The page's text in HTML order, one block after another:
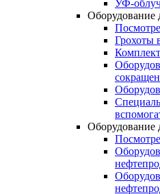
УФ-
Оборудование
Грохоты
Оборудование